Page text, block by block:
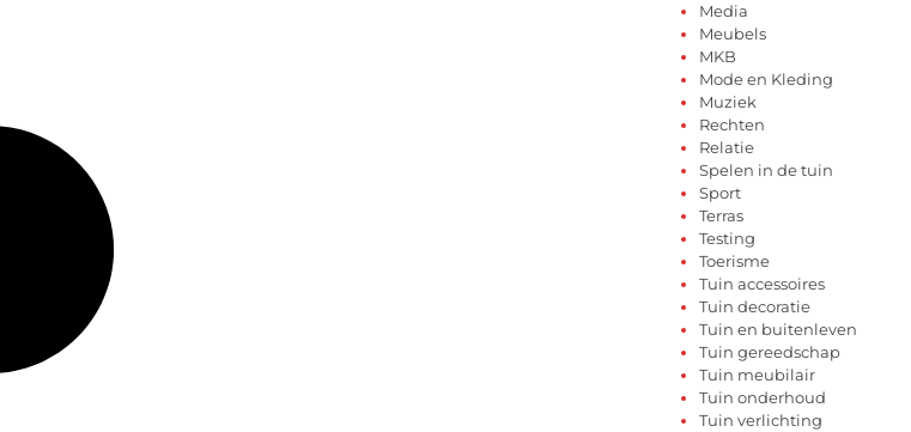
Media
Meubels
MKB
Mode en Kleding
Muziek
Rechten
Relatie
Spelen in de tuin
Sport
Terras
Testing
Toerisme
Tuin accessoires
Tuin decoratie
Tuin en buitenleven
Tuin gereedschap
Tuin meubilair
Tuin onderhoud
Tuin verlichting